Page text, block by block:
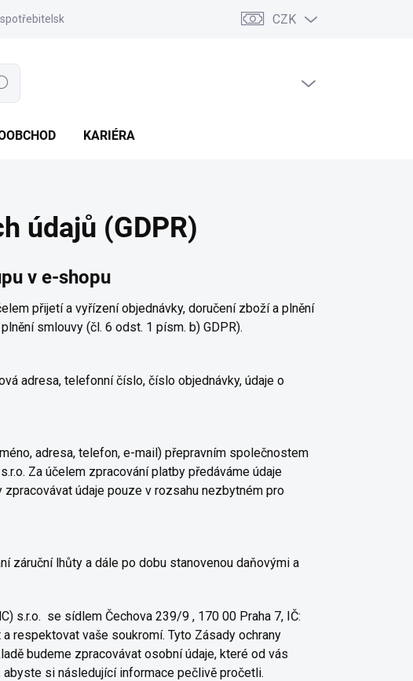
sporů (ADR) Možnosti dopravy a platby
CZK
KARIÉRA
údajů (GDPR)
v e-shopu
přijetí a vyřízení objednávky, doručení zboží a plnění
smlouvy (čl. 6 odst. 1 písm. b) GDPR).
adresa, telefonní číslo, číslo objednávky, údaje o
adresa, telefon, e-mail) přepravním společnostem
Za účelem zpracování platby předáváme údaje
zpracovávat údaje pouze v rozsahu nezbytném pro
záruční lhůty a dále po dobu stanovenou daňovými a
s.r.o. se sídlem Čechova 239/9 , 170 00 Praha 7, IČ:
respektovat vaše soukromí. Tyto Zásady ochrany
budeme zpracovávat osobní údaje, které od vás
si následující informace pečlivě pročetli.